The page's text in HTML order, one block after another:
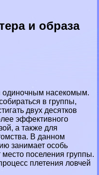
и образа
одиночным насекомым.
в группы,
двух десятков
эффективного
а также для
В данном
занимает особь
поселения группы.
плетения ловчей